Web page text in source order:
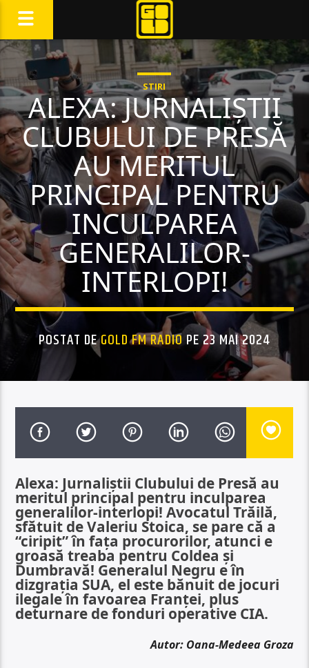
STIRI
ALEXA: JURNALIȘTII
CLUBULUI DE PRESĂ
AU MERITUL
PRINCIPAL PENTRU
INCULPAREA
GENERALILOR-
INTERLOPI!
POSTAT DEGOLD FM RADIOPE 23 MAI 2024
Alexa: Jurnaliștii Clubului de Presă au
meritul principal pentru inculparea
generalilor-interlopi! Avocatul Trăilă,
sfătuit de Valeriu Stoica, se pare că a
“ciripit” în fața procurorilor, atunci e
groasă treaba pentru Coldea și
Dumbravă! Generalul Negru e în
dizgrația SUA, el este bănuit de jocuri
ilegale în favoarea Franței, plus
deturnare de fonduri operative CIA.
Autor: Oana-Medeea Groza